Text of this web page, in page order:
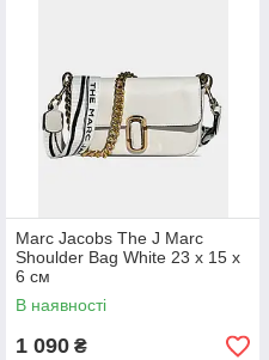
Marc Jacobs The J Marc
Shoulder Bag White 23 х 15 х
6 см
В наявності
1 090 ₴